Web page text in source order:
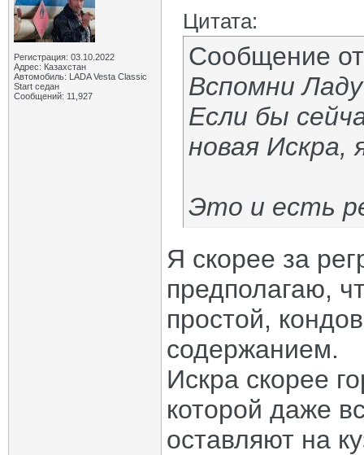
Регистрация: 03.10.2022
Адрес: Казахстан
Автомобиль: LADA Vesta Classic
Start седан
Сообщений: 11,927
Цитата:
Сообщение
Вспомни
Если бы
новая Искра,
Это и есть
Я скорее за
предполагаю,
простой,
содержанием.
Искра скорее
которой даже
оставляют на